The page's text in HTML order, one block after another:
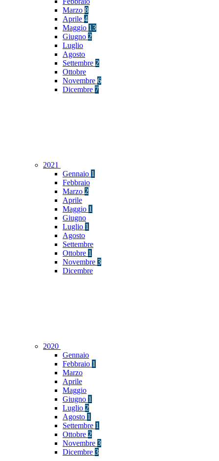
Marzo 8
Aprile 4
Maggio 13
Giugno 2
Luglio
Agosto
Settembre 2
Ottobre
Novembre 6
Dicembre 7
2021
Gennaio 1
Febbraio
Marzo 2
Aprile
Maggio 1
Giugno
Luglio 1
Agosto
Settembre
Ottobre 1
Novembre 3
Dicembre
2020
Gennaio
Febbraio 1
Marzo
Aprile
Maggio
Giugno 1
Luglio 2
Agosto 1
Settembre 1
Ottobre 2
Novembre 3
Dicembre 3